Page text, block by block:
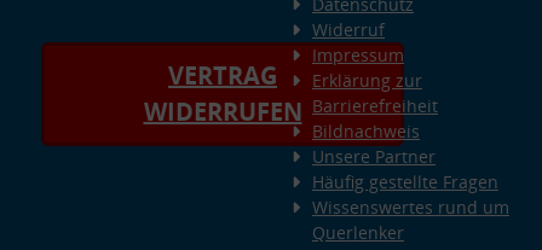
VERTRAG
WIDERRUFEN
Widerruf
Impressum
Erklärung zur
Barrierefreiheit
Bildnachweis
Unsere Partner
Häufig gestellte Fragen
Wissenswertes rund um
Querlenker